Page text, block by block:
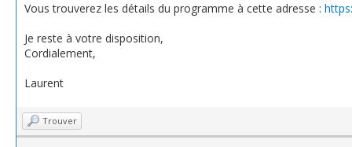
Vous trouverez les détails du programme à cette adresse :
Je reste à votre disposition,
Cordialement,
Laurent
Trouver